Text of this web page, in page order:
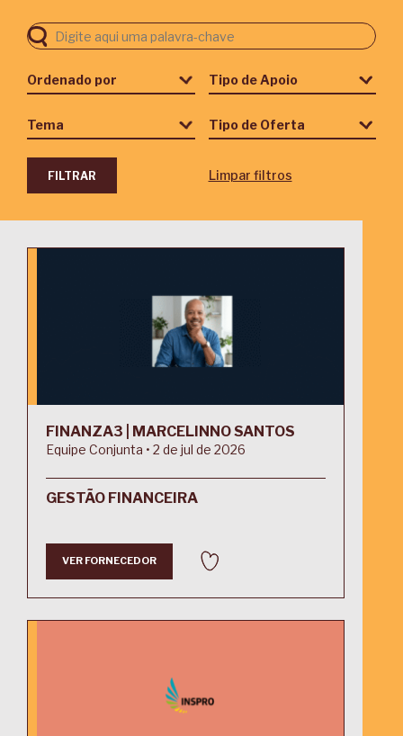
Limpar filtros
FINANZA3 | MARCELINNO SANTOS
Equipe Conjunta • 2 de jul de 2026
GESTÃO FINANCEIRA
VER FORNECEDOR